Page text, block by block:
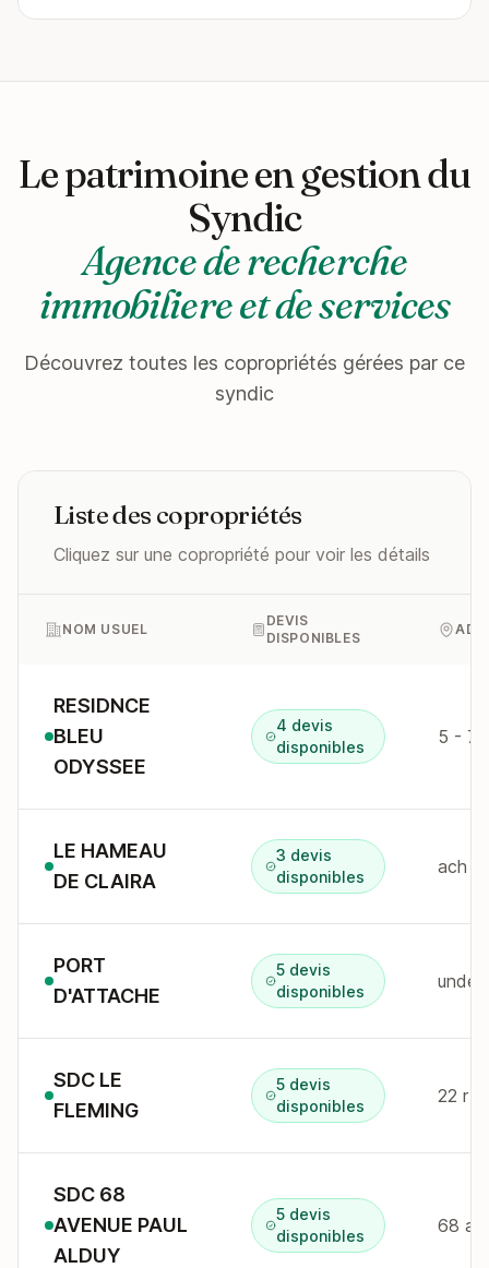
Le patrimoine en gestion du
Syndic
Agence de recherche
immobiliere et de services
Découvrez toutes les copropriétés gérées par ce
syndic
Liste des copropriétés
Cliquez sur une copropriété pour voir les détails
NOM USUEL
DEVIS
DISPONIBLES
RESIDNCE
BLEU
ODYSSEE
4 devis
disponibles
LE HAMEAU
DE CLAIRA
3 devis
disponibles
ach
PORT
D'ATTACHE
5 devis
disponibles
SDC LE
FLEMING
5 devis
disponibles
22 r
SDC 68
AVENUE PAUL
ALDUY
5 devis
disponibles
68 av